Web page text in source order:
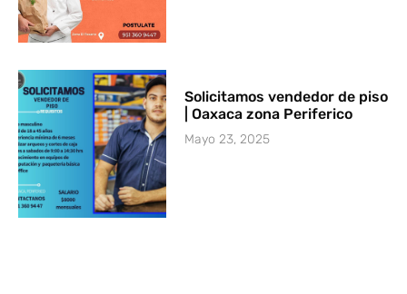
Solicitamos vendedor de piso
| Oaxaca zona Periferico
Mayo 23, 2025